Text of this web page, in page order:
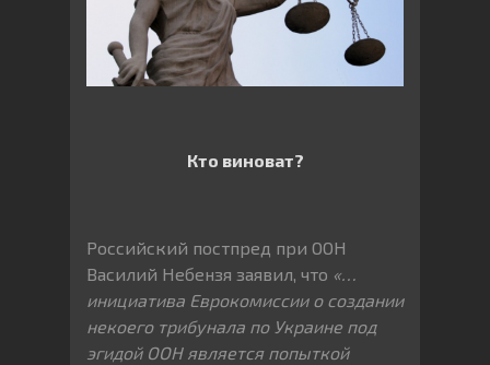
Кто виноват?
Российский постпред при ООН
Василий Небензя заявил, что «…
инициатива Еврокомиссии о создании
некоего трибунала по Украине под
эгидой ООН является попыткой